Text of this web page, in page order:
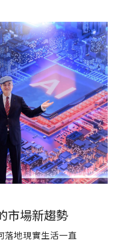
台電文創在今年度
計畫》及《日月潭
每一個精巧的作品
他們為了開發而努
市場新趨勢
落地現實生活一直